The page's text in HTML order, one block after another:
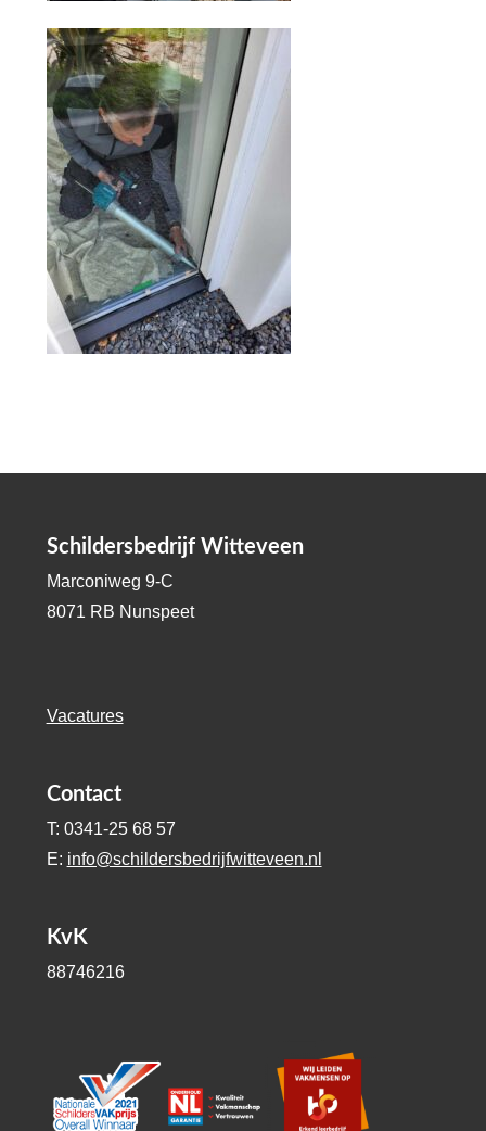
Schildersbedrijf Witteveen
Marconiweg 9-C
8071 RB Nunspeet
Vacatures
Contact
T: 0341-25 68 57
E: info@schildersbedrijfwitteveen.nl
KvK
88746216